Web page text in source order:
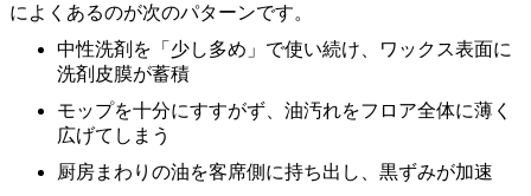
によくあるのが次のパターンです。
中性洗剤を「少し多め」で使い続け、ワックス表面に
洗剤皮膜が蓄積
モップを十分にすすがず、油汚れをフロア全体に薄く
広げてしまう
厨房まわりの油を客席側に持ち出し、黒ずみが加速